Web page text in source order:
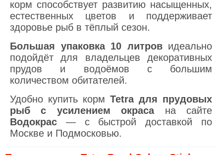
корм способствует развитию насыщенных,
естественных цветов и поддерживает
здоровье рыб в тёплый сезон.
Большая упаковка 10 литровидеально
подойдёт для владельцев декоративных
прудов и водоёмов с большим
количеством обитателей.
Удобно купить корм Tetra для прудовых
рыб с усилением окрасана сайте
Водокрас — с быстрой доставкой по
Москве и Подмосковью.